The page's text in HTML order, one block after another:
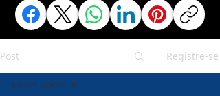
Post Registre-se
Todos posts